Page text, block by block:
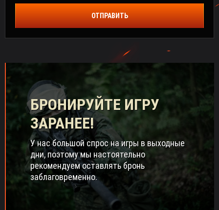
ОТПРАВИТЬ
БРОНИРУЙТЕ ИГРУ
ЗАРАНЕЕ!
У нас большой спрос на игры в выходные
дни, поэтому мы настоятельно
рекомендуем оставлять бронь
заблаговременно.